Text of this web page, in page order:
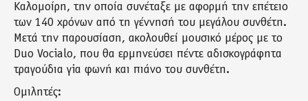
Καλομοίρη, την οποία συνέταξε με αφορμή την επέτειο
των 140 χρόνων από τη γέννησή του μεγάλου συνθέτη.
Μετά την παρουσίαση, ακολουθεί μουσικό μέρος με το
Duo Vocialo, που θα ερμηνεύσει πέντε αδισκογράφητα
τραγούδια γiα φωνή και πιάνο του συνθέτη.
Ομιλητές: